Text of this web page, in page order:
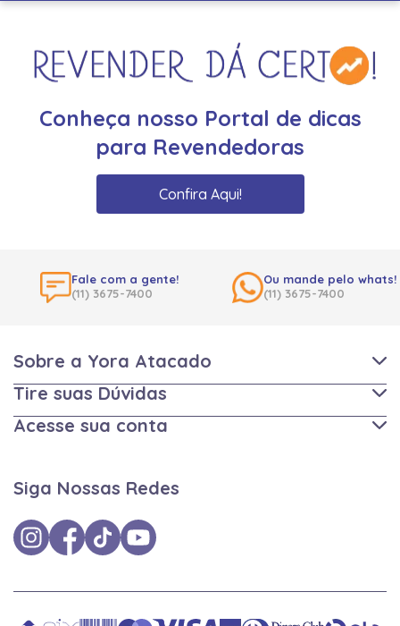
Conheça nosso Portal de dicas
para Revendedoras
Confira Aqui!
Fale com a gente!
(11) 3675-7400
Ou mande pelo whats!
(11) 3675-7400
Sobre a Yora Atacado
Tire suas Dúvidas
Acesse sua conta
Siga Nossas Redes